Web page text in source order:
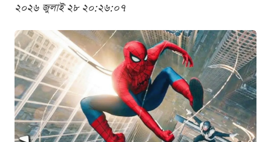
২০২৬ জুলাই ২৮ ২০:২৬:০৭